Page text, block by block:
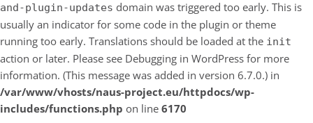
and-plugin-updates domain was triggered too early. This is
usually an indicator for some code in the plugin or theme
running too early. Translations should be loaded at the init
action or later. Please see Debugging in WordPress for more
information. (This message was added in version 6.7.0.) in
/var/www/vhosts/naus-project.eu/httpdocs/wp-
includes/functions.php on line 6170